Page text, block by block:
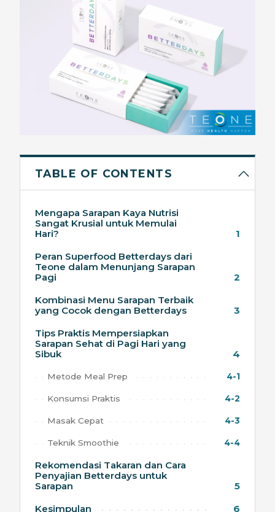
TABLE OF CONTENTS
Mengapa Sarapan Kaya Nutrisi
Sangat Krusial untuk Memulai
Hari?
1
Peran Superfood Betterdays dari
Teone dalam Menunjang Sarapan
Pagi
2
Kombinasi Menu Sarapan Terbaik
yang Cocok dengan Betterdays
3
Tips Praktis Mempersiapkan
Sarapan Sehat di Pagi Hari yang
Sibuk
4
Metode Meal Prep 4-1
Konsumsi Praktis 4-2
Masak Cepat 4-3
Teknik Smoothie 4-4
Rekomendasi Takaran dan Cara
Penyajian Betterdays untuk
Sarapan
5
Kesimpulan
6